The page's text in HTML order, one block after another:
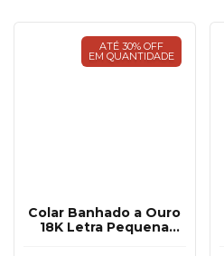
ATÉ 30% OFF
EM QUANTIDADE
Colar Banhado a Ouro
18K Letra Pequena